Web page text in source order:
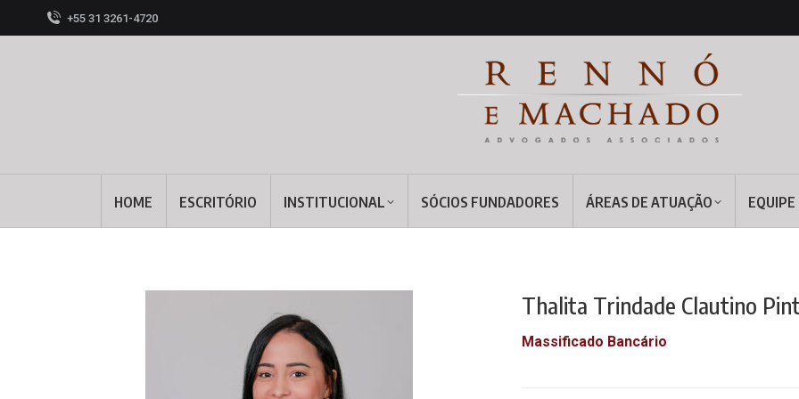
+55 31 3261-4720
HOME ESCRITÓRIO INSTITUCIONAL SÓCIOS FUNDADORES ÁREAS DE ATUAÇÃO EQUIPE
Thalita Trindade Clautino
Massificado Bancário